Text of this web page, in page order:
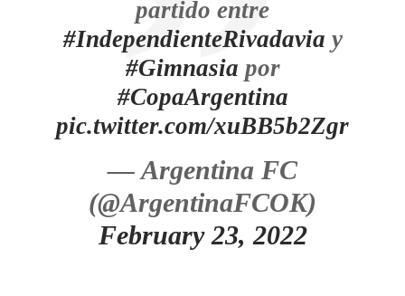
partido entre
#IndependienteRivadavia y
#Gimnasia por
#CopaArgentina
pic.twitter.com/xuBB5b2Zgr
— Argentina FC
(@ArgentinaFCOK)
February 23, 2022